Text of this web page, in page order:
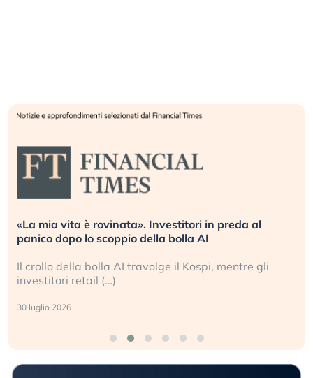
«La mia vita è rovinata». Investitori in preda al
panico dopo lo scoppio della bolla AI
Il crollo della bolla AI travolge il Kospi, mentre gli
investitori retail (…)
30 luglio 2026